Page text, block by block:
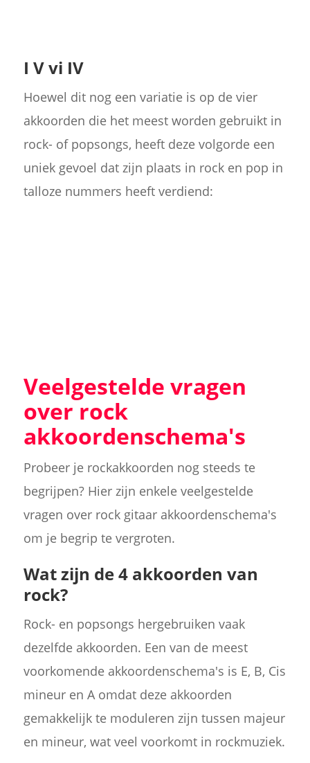
I V vi IV
Hoewel dit nog een variatie is op de vier
akkoorden die het meest worden gebruikt in
rock- of popsongs, heeft deze volgorde een
uniek gevoel dat zijn plaats in rock en pop in
talloze nummers heeft verdiend:
Veelgestelde vragen
over rock
akkoordenschema's
Probeer je rockakkoorden nog steeds te
begrijpen? Hier zijn enkele veelgestelde
vragen over rock gitaar akkoordenschema's
om je begrip te vergroten.
Wat zijn de 4 akkoorden van
rock?
Rock- en popsongs hergebruiken vaak
dezelfde akkoorden. Een van de meest
voorkomende akkoordenschema's is E, B, Cis
mineur en A omdat deze akkoorden
gemakkelijk te moduleren zijn tussen majeur
en mineur, wat veel voorkomt in rockmuziek.